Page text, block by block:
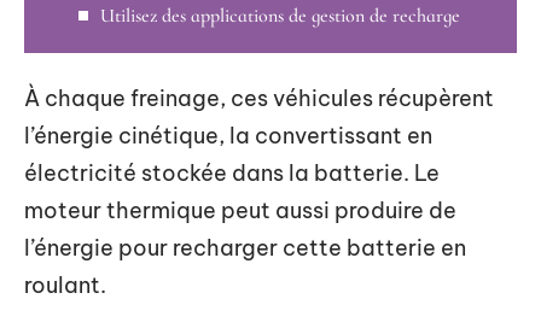
Utilisez des applications de gestion de recharge
À chaque freinage, ces véhicules récupèrent
l’énergie cinétique, la convertissant en
électricité stockée dans la batterie. Le
moteur thermique peut aussi produire de
l’énergie pour recharger cette batterie en
roulant.